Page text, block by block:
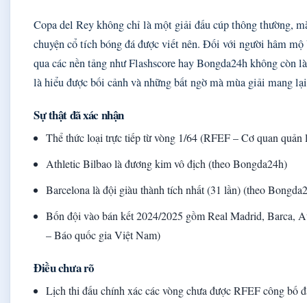
Copa del Rey không chỉ là một giải đấu cúp thông thường,
chuyện cổ tích bóng đá được viết nên. Đối với người hâm
qua các nền tảng như Flashscore hay Bongda24h không còn
là hiểu được bối cảnh và những bất ngờ mà mùa giải mang
Sự thật đã xác nhận
Thể thức loại trực tiếp từ vòng 1/64 (RFEF – Cơ quan
Athletic Bilbao là đương kim vô địch (theo Bongda24h)
Barcelona là đội giàu thành tích nhất (31 lần) (theo
Bốn đội vào bán kết 2024/2025 gồm Real Madrid, Barca,
– Báo quốc gia Việt Nam)
Điều chưa rõ
Lịch thi đấu chính xác các vòng chưa được RFEF công bố